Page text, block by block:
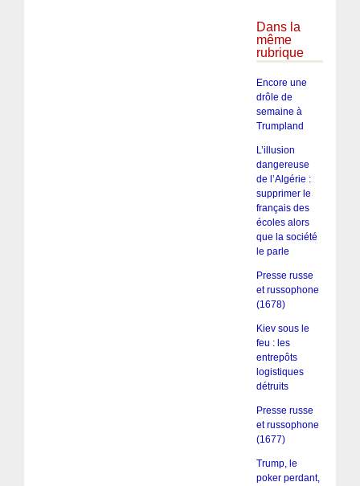
Dans la
même
rubrique
Encore une
drôle de
semaine à
Trumpland
L’illusion
dangereuse
de l’Algérie :
supprimer le
français des
écoles alors
que la société
le parle
Presse russe
et russophone
(1678)
Kiev sous le
feu : les
entrepôts
logistiques
détruits
Presse russe
et russophone
(1677)
Trump, le
poker perdant,